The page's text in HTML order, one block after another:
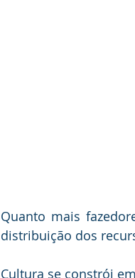
Quanto mais
distribuição dos
Cultura se constrói